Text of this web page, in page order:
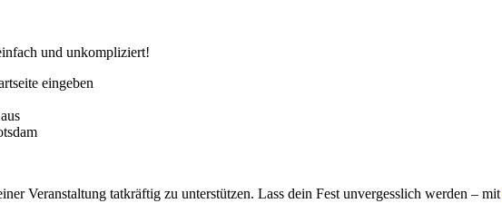
und unkompliziert!
eingeben
Veranstaltung tatkräftig zu unterstützen. Lass dein Fest unvergesslich werden – mit